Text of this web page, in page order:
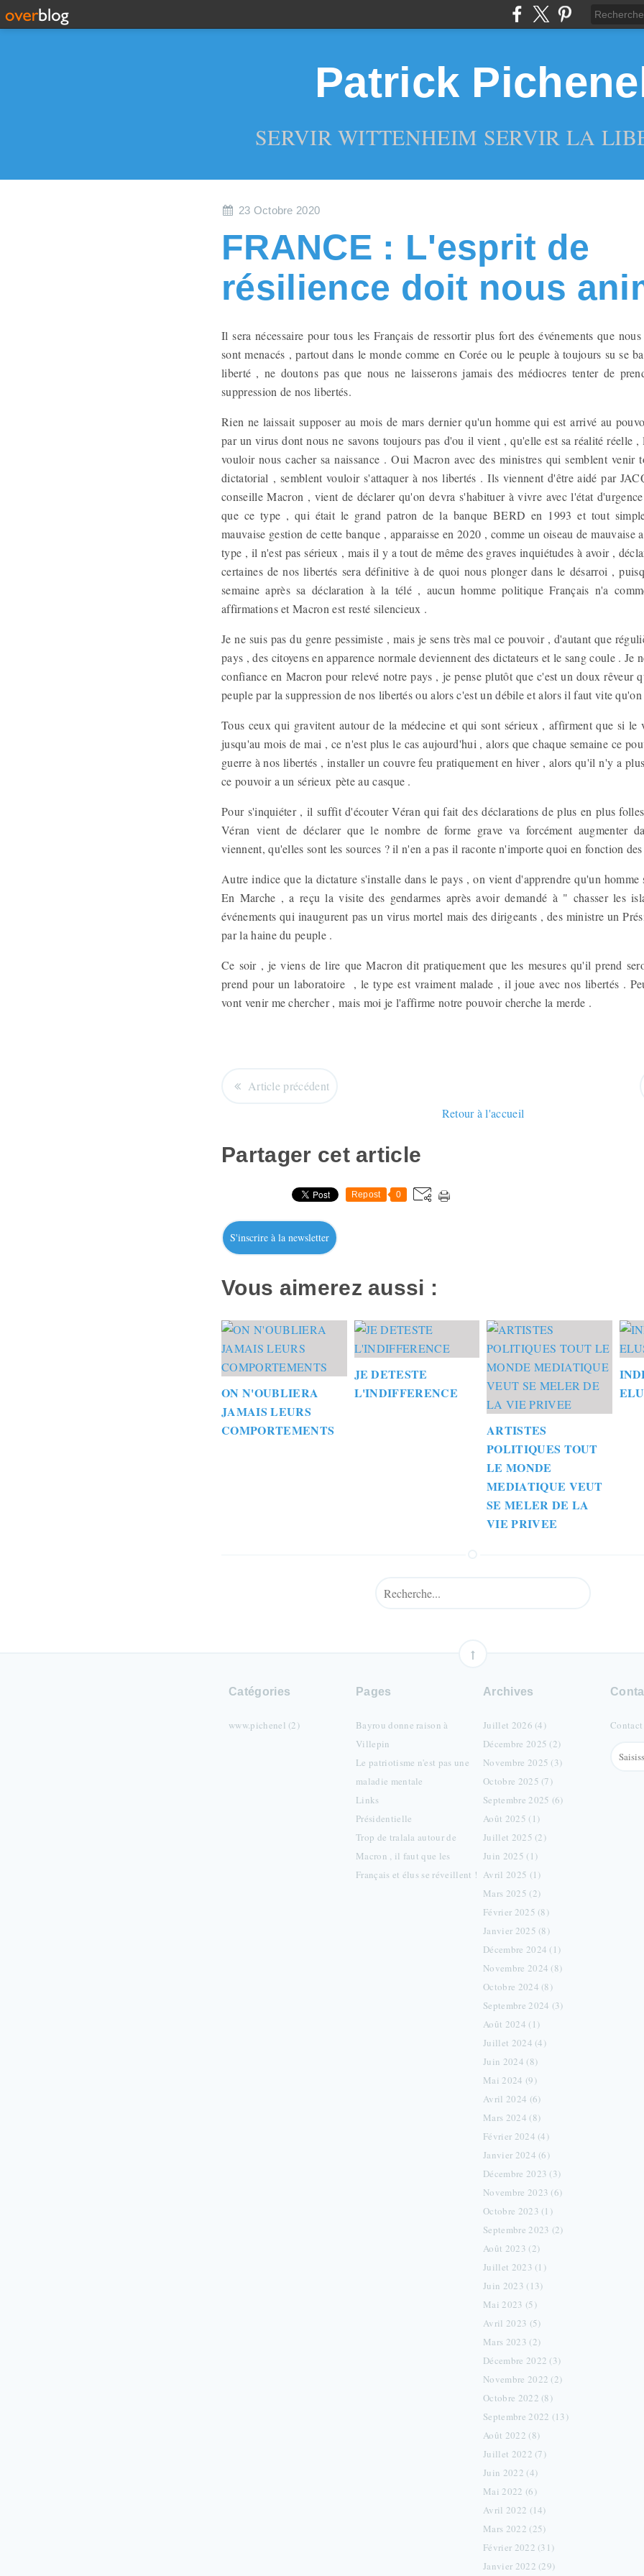
Patrick
SERVIR WITTENHEIM SERVIR LA
23 Octobre 2020
FRANCE : L'esprit de
résilience doit nous
Il sera nécessaire pour tous les Français de ressortir plus fort des événements que
sont menacés , partout dans le monde comme en Corée ou le peuple à toujours su se
liberté , ne doutons pas que nous ne laisserons jamais des médiocres tenter de
suppression de nos libertés.
Rien ne laissait supposer au mois de mars dernier qu'un homme qui est arrivé au
par un virus dont nous ne savons toujours pas d'ou il vient , qu'elle est sa réalité réelle ,
vouloir nous cacher sa naissance . Oui Macron avec des ministres qui semblent venir
dictatorial , semblent vouloir s'attaquer à nos libertés . Ils viennent d'être aidé par
conseille Macron , vient de déclarer qu'on devra s'habituer à vivre avec l'état
que ce type , qui était le grand patron de la banque BERD en 1993 et tout
mauvaise gestion de cette banque , apparaisse en 2020 , comme un oiseau de mauvaise
type , il n'est pas sérieux , mais il y a tout de même des graves inquiétudes à avoir ,
certaines de nos libertés sera définitive à de quoi nous plonger dans le désarroi ,
semaine après sa déclaration à la télé , aucun homme politique Français n'a
affirmations et Macron est resté silencieux .
Je ne suis pas du genre pessimiste , mais je sens très mal ce pouvoir , d'autant que
pays , des citoyens en apparence normale deviennent des dictateurs et le sang coule . Je
confiance en Macron pour relevé notre pays , je pense plutôt que c'est un doux rêveur
peuple par la suppression de nos libertés ou alors c'est un débile et alors il faut vite
Tous ceux qui gravitent autour de la médecine et qui sont sérieux , affirment que si le
jusqu'au mois de mai , ce n'est plus le cas aujourd'hui , alors que chaque semaine ce
guerre à nos libertés , installer un couvre feu pratiquement en hiver , alors qu'il n'y a
ce pouvoir a un sérieux pète au casque .
Pour s'inquiéter , il suffit d'écouter Véran qui fait des déclarations de plus en plus
Véran vient de déclarer que le nombre de forme grave va forcément augmenter
viennent, qu'elles sont les sources ? il n'en a pas il raconte n'importe quoi en fonction
Autre indice que la dictature s'installe dans le pays , on vient d'apprendre qu'un homme
En Marche , a reçu la visite des gendarmes après avoir demandé à " chasser les
événements qui inaugurent pas un virus mortel mais des dirigeants , des ministre un
par la haine du peuple .
Ce soir , je viens de lire que Macron dit pratiquement que les mesures qu'il prend
prend pour un laboratoire , le type est vraiment malade , il joue avec nos libertés .
vont venir me chercher , mais moi je l'affirme notre pouvoir cherche la merde .
Article précédent
Retour à l'accueil
Partager cet article
Repost 0
S'inscrire à la newsletter
Vous aimerez aussi :
ON N'OUBLIERA
JAMAIS LEURS
COMPORTEMENTS
JE DETESTE
L'INDIFFERENCE
ARTISTES
POLITIQUES TOUT
LE MONDE
MEDIATIQUE VEUT
SE MELER DE LA
VIE PRIVEE
Catégories
www.pichenel (2)
Pages
Bayrou donne raison à
Villepin
Le patriotisme n'est pas une
maladie mentale
Links
Présidentielle
Trop de tralala autour de
Macron , il faut que les
Français et élus se réveillent !
Archives
Juillet 2026 (4)
Décembre 2025 (2)
Novembre 2025 (3)
Octobre 2025 (7)
Septembre 2025 (6)
Août 2025 (1)
Juillet 2025 (2)
Juin 2025 (1)
Avril 2025 (1)
Mars 2025 (2)
Février 2025 (8)
Janvier 2025 (8)
Décembre 2024 (1)
Novembre 2024 (8)
Octobre 2024 (8)
Septembre 2024 (3)
Août 2024 (1)
Juillet 2024 (4)
Juin 2024 (8)
Mai 2024 (9)
Avril 2024 (6)
Mars 2024 (8)
Février 2024 (4)
Janvier 2024 (6)
Décembre 2023 (3)
Novembre 2023 (6)
Octobre 2023 (1)
Septembre 2023 (2)
Août 2023 (2)
Juillet 2023 (1)
Juin 2023 (13)
Mai 2023 (5)
Avril 2023 (5)
Mars 2023 (2)
Décembre 2022 (3)
Novembre 2022 (2)
Octobre 2022 (8)
Septembre 2022 (13)
Août 2022 (8)
Juillet 2022 (7)
Juin 2022 (4)
Mai 2022 (6)
Avril 2022 (14)
Mars 2022 (25)
Février 2022 (31)
Janvier 2022 (29)
Contact